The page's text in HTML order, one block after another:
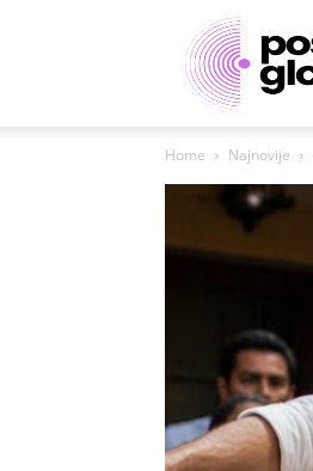
Poslovni
portal
Home Najnovije